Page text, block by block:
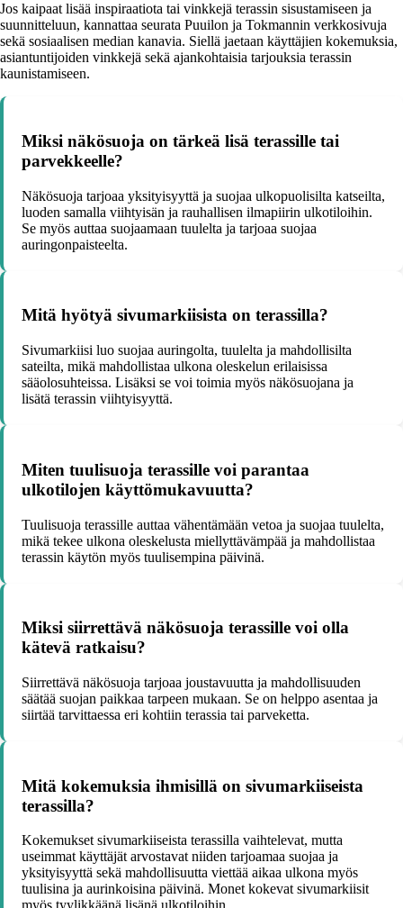
Jos kaipaat lisää inspiraatiota tai vinkkejä terassin sisustamiseen ja
suunnitteluun, kannattaa seurata Puuilon ja Tokmannin verkkosivuja
sekä sosiaalisen median kanavia. Siellä jaetaan käyttäjien kokemuksia,
asiantuntijoiden vinkkejä sekä ajankohtaisia tarjouksia terassin
kaunistamiseen.
Miksi näkösuoja on tärkeä lisä terassille tai
parvekkeelle?
Näkösuoja tarjoaa yksityisyyttä ja suojaa ulkopuolisilta katseilta,
luoden samalla viihtyisän ja rauhallisen ilmapiirin ulkotiloihin.
Se myös auttaa suojaamaan tuulelta ja tarjoaa suojaa
auringonpaisteelta.
Mitä hyötyä sivumarkiisista on terassilla?
Sivumarkiisi luo suojaa auringolta, tuulelta ja mahdollisilta
sateilta, mikä mahdollistaa ulkona oleskelun erilaisissa
sääolosuhteissa. Lisäksi se voi toimia myös näkösuojana ja
lisätä terassin viihtyisyyttä.
Miten tuulisuoja terassille voi parantaa
ulkotilojen käyttömukavuutta?
Tuulisuoja terassille auttaa vähentämään vetoa ja suojaa tuulelta,
mikä tekee ulkona oleskelusta miellyttävämpää ja mahdollistaa
terassin käytön myös tuulisempina päivinä.
Miksi siirrettävä näkösuoja terassille voi olla
kätevä ratkaisu?
Siirrettävä näkösuoja tarjoaa joustavuutta ja mahdollisuuden
säätää suojan paikkaa tarpeen mukaan. Se on helppo asentaa ja
siirtää tarvittaessa eri kohtiin terassia tai parveketta.
Mitä kokemuksia ihmisillä on sivumarkiiseista
terassilla?
Kokemukset sivumarkiiseista terassilla vaihtelevat, mutta
useimmat käyttäjät arvostavat niiden tarjoamaa suojaa ja
yksityisyyttä sekä mahdollisuutta viettää aikaa ulkona myös
tuulisina ja aurinkoisina päivinä. Monet kokevat sivumarkiisit